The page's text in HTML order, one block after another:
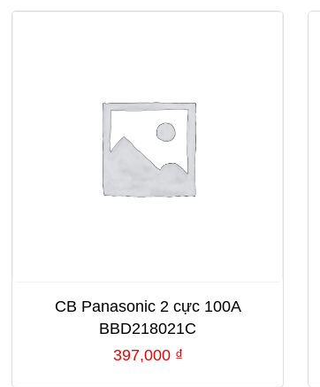
CB Panasonic 2 cực 100A
BBD218021C
397,000 ₫